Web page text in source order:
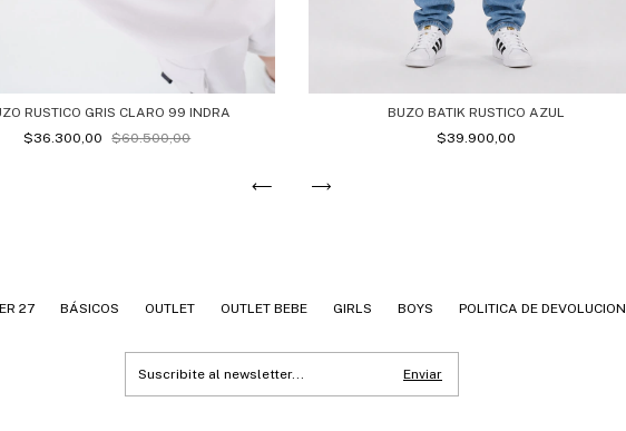
RUSTICO GRIS CLARO 99 INDRA
$36.300,00
$60.500,00
BUZO BATIK RUSTICO AZUL
$39.900,00
27 BÁSICOS OUTLET OUTLET BEBE GIRLS BOYS POLITICA DE DEVOLUCION